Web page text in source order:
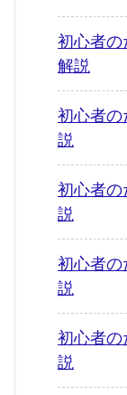
初心者
解説
初心者
説
初心者
説
初心者
説
初心者
説